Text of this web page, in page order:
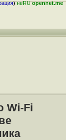
)неRUopennet.me
Wi-Fi